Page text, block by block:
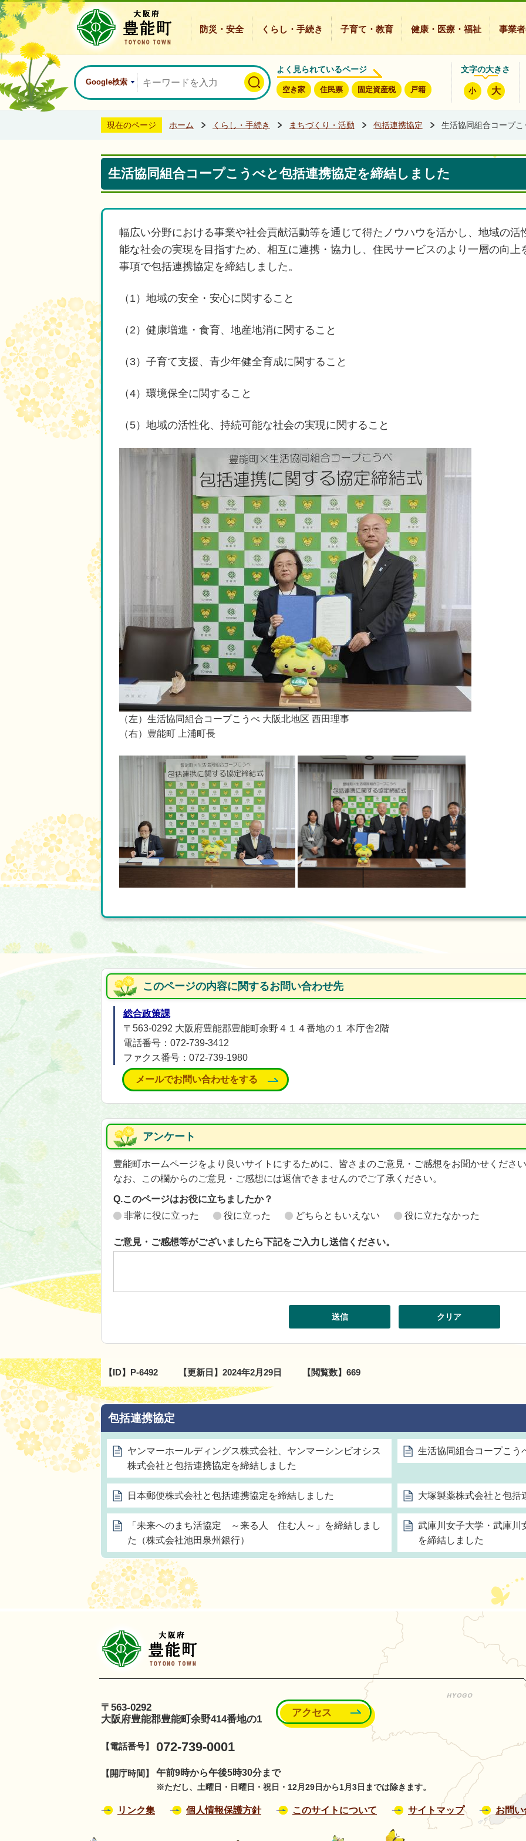
防災・安全 くらし・手続き 子育て・教育 健康・医療・福祉 事業
Google検索
よく見られているページ
空き家 住民票 固定資産税 戸籍
文字の大きさ
小 大
現在のページ ホーム くらし・手続き まちづくり・活動 包括連携協定 生活協同組合コープ
生活協同組合コープこうべと包括連携協定を締結しました
幅広い分野における事業や社会貢献活動等を通じて得たノウハウを活かし、地域の
能な社会の実現を目指すため、相互に連携・協力し、住民サービスのより一層の向
事項で包括連携協定を締結しました。
（1）地域の安全・安心に関すること
（2）健康増進・食育、地産地消に関すること
（3）子育て支援、青少年健全育成に関すること
（4）環境保全に関すること
（5）地域の活性化、持続可能な社会の実現に関すること
（左）生活協同組合コープこうべ 大阪北地区 西田理事
（右）豊能町 上浦町長
このページの内容に関するお問い合わせ先
総合政策課
〒563-0292 大阪府豊能郡豊能町余野４１４番地の１ 本庁舎2階
電話番号：072-739-3412
ファクス番号：072-739-1980
メールでお問い合わせをする
アンケート
豊能町ホームページをより良いサイトにするために、皆さまのご意見・ご感想をお聞かせくださ
なお、この欄からのご意見・ご感想には返信できませんのでご了承ください。
Q.このページはお役に立ちましたか？
非常に役に立った
役に立った どちらともいえない 役に立たなかった
ご意見・ご感想等がございましたら下記をご入力し送信ください。
【ID】 P-6492 【更新日】 2024年2月29日 【閲覧数】 669
包括連携協定
ヤンマーホールディングス株式会社、ヤンマーシンビオシス
株式会社と包括連携協定を締結しました
生活協同組合コープこう
日本郵便株式会社と包括連携協定を締結しました 大塚製薬株式会社と包括
「未来へのまち活協定 ～来る人 住む人～」を締結しまし
た（株式会社池田泉州銀行）
武庫川女子大学・武庫川
を締結しました
〒563-0292
大阪府豊能郡豊能町余野414番地の1
アクセス
【電話番号】 072-739-0001
【開庁時間】 午前9時から午後5時30分まで
※ただし、土曜日・日曜日・祝日・12月29日から1月3日までは除きます。
リンク集 個人情報保護方針 このサイトについて サイトマップ お問